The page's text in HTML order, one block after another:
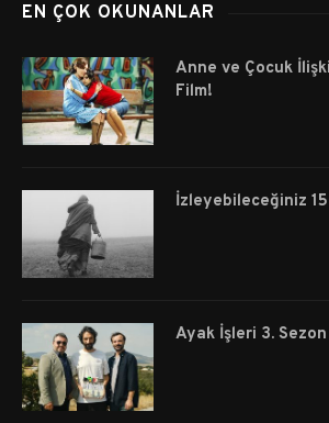
EN ÇOK OKUNANLAR
Anne ve Çocuk
Film!
İzleyebileceğiniz
Ayak İşleri 3.